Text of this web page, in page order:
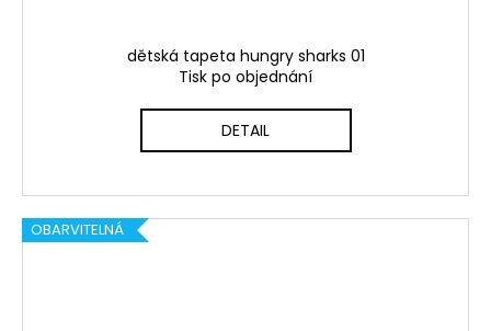
dětská tapeta hungry sharks 01
Tisk po objednání
DETAIL
OBARVITELNÁ